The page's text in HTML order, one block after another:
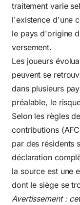
traitement varie
l'existence d'une
le pays d'origine
versement.
Les joueurs
peuvent se
dans plusieurs
préalable, le
Selon les règles
contributions
par des résidents
déclaration
la source est une
dont le siège se
Avertissement :